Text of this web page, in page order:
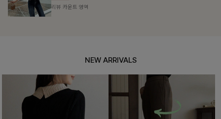
리뷰 카운트 영역
NEW ARRIVALS